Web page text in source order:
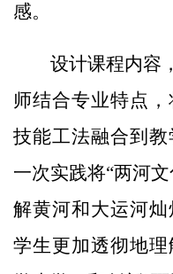
感。
设计课程内容，
师结合专业特点，
技能工法融合到
一次实践将“两河
解黄河和大运河
学生更加透彻地